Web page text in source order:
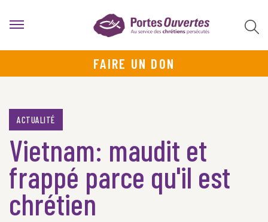
FAIRE UN DON
ACTUALITÉ
Vietnam: maudit et
frappé parce qu'il est
chrétien